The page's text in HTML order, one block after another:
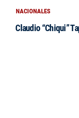
NACIONALES
Claudio “Chiqui”